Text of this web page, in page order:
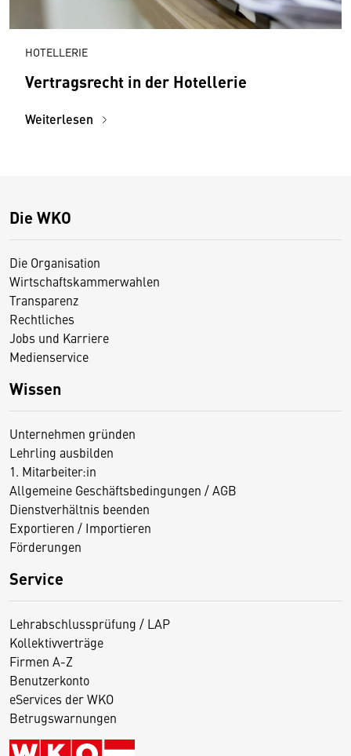
HOTELLERIE
Vertragsrecht in der Hotellerie
Weiterlesen
Die WKO
Die Organisation
Wirtschaftskammerwahlen
Transparenz
Rechtliches
Jobs und Karriere
Medienservice
Wissen
Unternehmen gründen
Lehrling ausbilden
1. Mitarbeiter:in
Allgemeine Geschäftsbedingungen / AGB
Dienstverhältnis beenden
Exportieren / Importieren
Förderungen
Service
Lehrabschlussprüfung / LAP
Kollektivverträge
Firmen A-Z
Benutzerkonto
eServices der WKO
Betrugswarnungen